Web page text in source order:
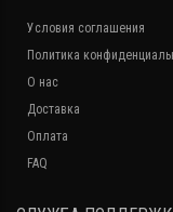
Условия соглашения
Политика
О нас
Доставка
Оплата
FAQ